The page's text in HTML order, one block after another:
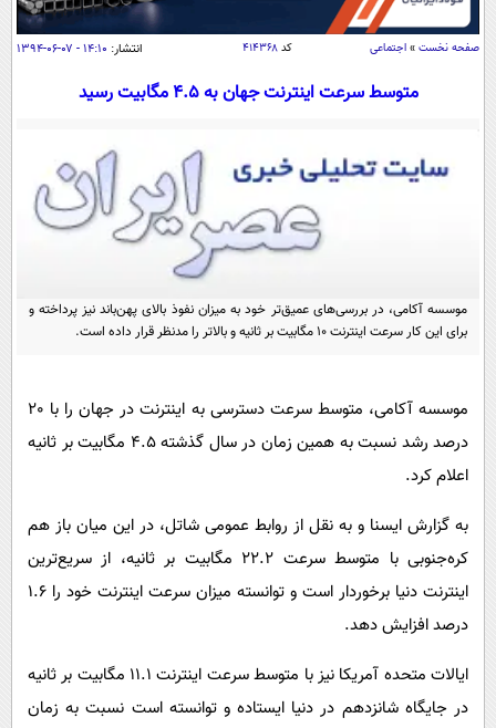
اقتصاد
اقتصادی
جامعه
حوادث
یک برش دانایی
سفر و تفریح
بین الملل
علم و دانش
علمی
گوناگون
ورزش
گوناگون
محیط زیست
سلامت
خواندنی ها و دیدنی ها
آشپزی
آموزش زبان
صفحه نخست » اجتماعی کد ۴۱۴۳۶۸ انتشار: ۱۴:۱۰ - ۰۷-۰۶-۱۳۹۴
متوسط سرعت اینترنت جهان به 4.5 مگابیت رسید
موسسه آکامی، در بررسی‌های عمیق‌تر خود به میزان نفوذ بالای پهن‌باند نیز پرداخته و
برای این کار سرعت اینترنت 10 مگابیت بر ثانیه و بالاتر را مدنظر قرار داده است.
موسسه آکامی، متوسط سرعت دسترسی به اینترنت در جهان را با 20
درصد رشد نسبت به همین زمان در سال گذشته 4.5 مگابیت بر ثانیه
اعلام کرد.
به گزارش ایسنا و به نقل از روابط عمومی شاتل، در این میان باز هم
کره‌جنوبی با متوسط سرعت 22.2 مگابیت بر ثانیه، از سریع‌ترین
اینترنت دنیا برخوردار است و توانسته میزان سرعت اینترنت خود را 1.6
درصد افزایش دهد.
ایالات متحده آمریکا نیز با متوسط سرعت اینترنت 11.1 مگابیت بر ثانیه
در جایگاه شانزدهم در دنیا ایستاده و توانسته است نسبت به زمان